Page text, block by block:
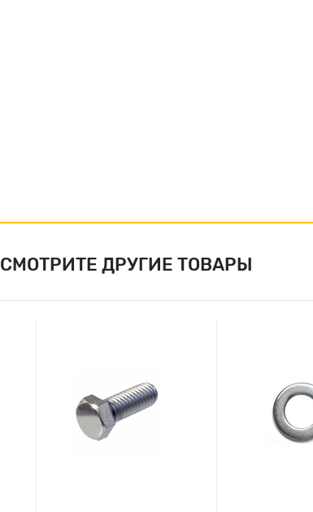
СМОТРИТЕ ДРУГИЕ ТОВАРЫ